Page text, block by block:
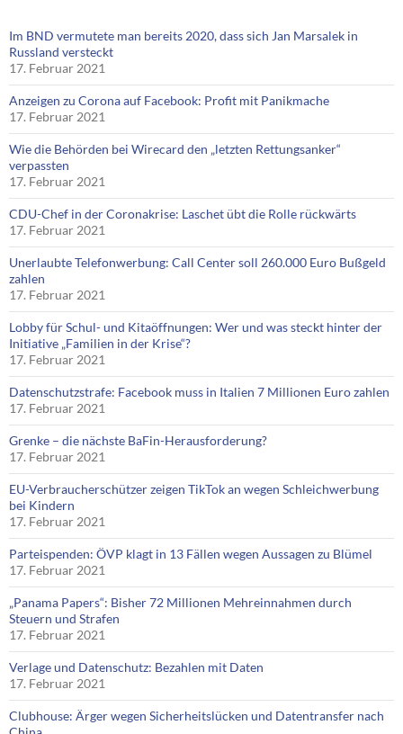
Im BND vermutete man bereits 2020, dass sich Jan Marsalek in
Russland versteckt
17. Februar 2021
Anzeigen zu Corona auf Facebook: Profit mit Panikmache
17. Februar 2021
Wie die Behörden bei Wirecard den „letzten Rettungsanker“
verpassten
17. Februar 2021
CDU-Chef in der Coronakrise: Laschet übt die Rolle rückwärts
17. Februar 2021
Unerlaubte Telefonwerbung: Call Center soll 260.000 Euro Bußgeld
zahlen
17. Februar 2021
Lobby für Schul- und Kitaöffnungen: Wer und was steckt hinter der
Initiative „Familien in der Krise“?
17. Februar 2021
Datenschutzstrafe: Facebook muss in Italien 7 Millionen Euro zahlen
17. Februar 2021
Grenke – die nächste BaFin-Herausforderung?
17. Februar 2021
EU-Verbraucherschützer zeigen TikTok an wegen Schleichwerbung
bei Kindern
17. Februar 2021
Parteispenden: ÖVP klagt in 13 Fällen wegen Aussagen zu Blümel
17. Februar 2021
„Panama Papers“: Bisher 72 Millionen Mehreinnahmen durch
Steuern und Strafen
17. Februar 2021
Verlage und Datenschutz: Bezahlen mit Daten
17. Februar 2021
Clubhouse: Ärger wegen Sicherheitslücken und Datentransfer nach